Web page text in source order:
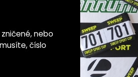
nebo
číslo